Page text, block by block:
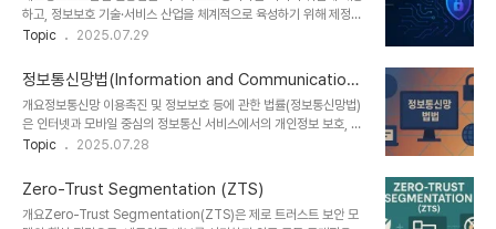
발보안(DevSecOps)의 기반 문서목적보안취약점 사전 제거 및 보
안이 내재된 시스템 개발 정착ICT 서비스의 사이버 위협 대응 강화적
도 존재함보안은 설계에서 구현, 테스트,..
하고, 정보보호 기술·서비스 산업을 체계적으로 육성하기 위해 제정된
대한민국의 법률입니다. 2016년 제정되어 정보보호 인프라 고도화,
디지털 시대 국가·사회·개인의 보안 신뢰 기반 조성에 중점을 두고 있
습니다.1. 개념 및 정의항목설명비고정의정보보호 산업의 발전 및 기
반 조성, 전문인력 양성 등을 목적으로 하는 법률법률 제14110호
(2016년 시행)목적사이버 보안 산업 육성과 정보보호 제품·서비스 경
쟁력 강화디지털 안보와 산업진흥 결합적용 대상정보보호 제품기업,
‘보호 대상’이 아닌 ‘산업’으로서 정보..
Topic 2025.07.29
정보통신망법(Information and Communications
Network Act)
개요정보통신망 이용촉진 및 정보보호 등에 관한 법률(정보통신망법)
은 인터넷과 모바일 중심의 정보통신 서비스에서의 개인정보 보호, 해
킹·스팸 대응, 통신망의 안전한 운영 등을 규정한 대한민국의 대표적
랫폼·AI 시대의 보안 강화와 이용자 권리 보장을 위한 핵심 법으로 자
리 잡고 있습니다.1. 개념 및 정의 항목 설명 비고 정의정보통신망에서
정보의 유통을 촉진하고, 이용자 보호 및 정보보호를 위한 기준을 정한
Topic 2025.07.28
Zero-Trust Segmentation (ZTS)
개요Zero-Trust Segmentation(ZTS)은 제로 트러스트 보안 모